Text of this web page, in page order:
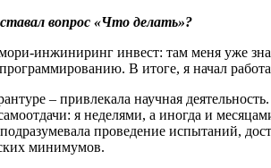
вопрос «Что делать»?
инжиниринг инвест: там меня уже
В итоге, я начал
– привлекала научная
я неделями, а иногда и
проведение испытаний,
минимумов.